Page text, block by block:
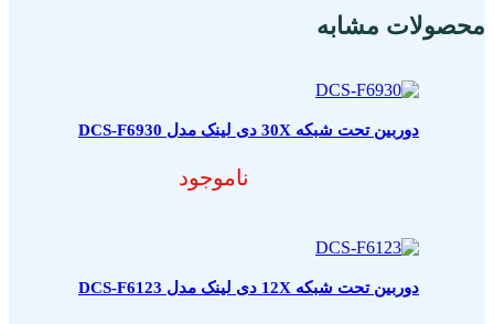
محصولات مشابه
دوربین تحت شبکه 30X دی لینک مدل DCS-F6930
ناموجود
دوربین تحت شبکه 12X دی لینک مدل DCS-F6123